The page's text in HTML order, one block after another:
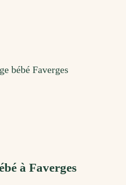
bébé Faverges
à Faverges